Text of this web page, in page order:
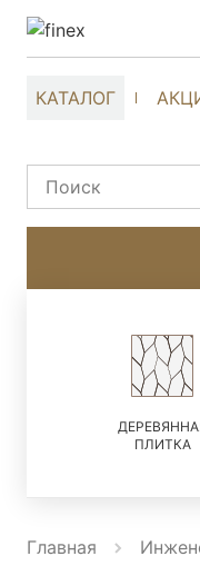
КАТАЛОГ
ПЛИТКА
Главная